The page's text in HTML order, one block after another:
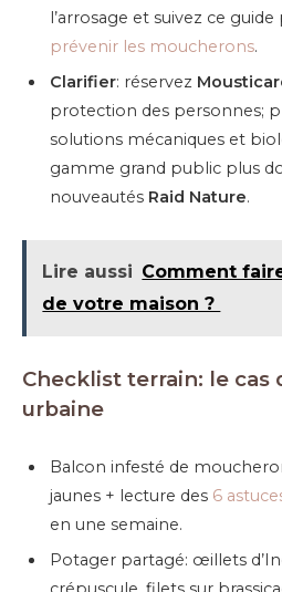
l’arrosage et suivez ce
prévenir les moucherons.
Clarifier: réservez
protection des personnes;
solutions mécaniques et
gamme grand public plus
nouveautés Raid Nature.
Lire aussi Comment
de votre maison ?
Checklist terrain: le cas
urbaine
Balcon infesté de
jaunes + lecture des 6
en une semaine.
Potager partagé: œillets